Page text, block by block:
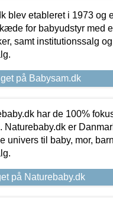
blev etableret i 1973 og
for babyudstyr med
samt institutionssalg
på Babysam.dk
har de 100%
Naturebaby.dk er
univers til baby, mor,
på Naturebaby.dk